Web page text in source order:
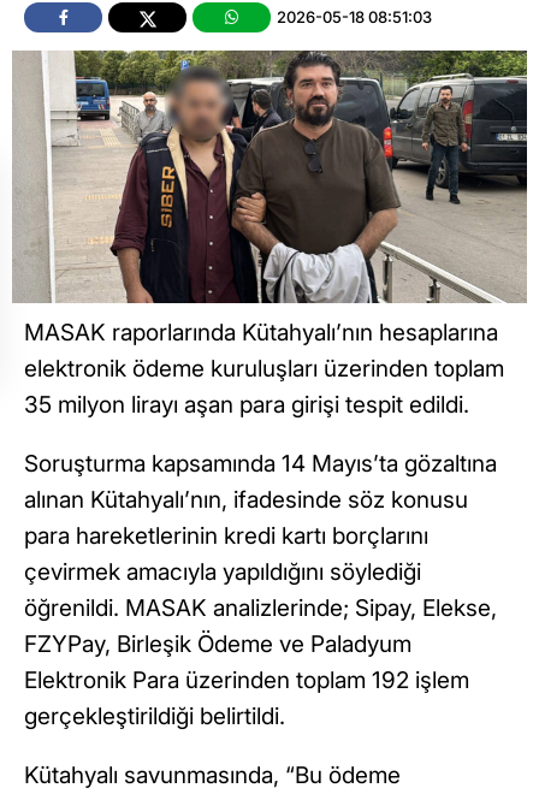
2026-05-18 08:51:03
MASAK raporlarında Kütahyalı’nın hesaplarına
elektronik ödeme kuruluşları üzerinden toplam
35 milyon lirayı aşan para girişi tespit edildi.
Soruşturma kapsamında 14 Mayıs’ta gözaltına
alınan Kütahyalı’nın, ifadesinde söz konusu
para hareketlerinin kredi kartı borçlarını
çevirmek amacıyla yapıldığını söylediği
öğrenildi. MASAK analizlerinde; Sipay, Elekse,
FZYPay, Birleşik Ödeme ve Paladyum
Elektronik Para üzerinden toplam 192 işlem
gerçekleştirildiği belirtildi.
Kütahyalı savunmasında, “Bu ödeme